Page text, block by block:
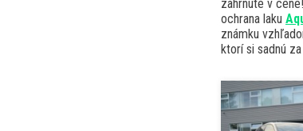
zahrnuté v
ochrana laku
známku
ktorí si sadnú